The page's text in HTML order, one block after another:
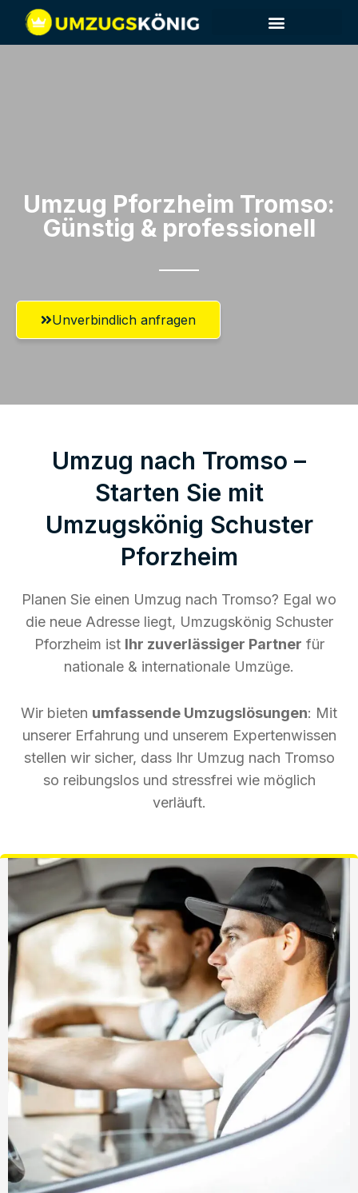
Umzug Pforzheim​ Tromso:
Günstig & professionell​
Unverbindlich anfragen
Umzug nach Tromso –
Starten Sie mit
Umzugskönig Schuster
Pforzheim
Planen Sie einen Umzug nach Tromso? Egal wo
die neue Adresse liegt, Umzugskönig Schuster
Pforzheim ist Ihr zuverlässiger Partner für
nationale & internationale Umzüge.
Wir bieten umfassende Umzugslösungen: Mit
unserer Erfahrung und unserem Expertenwissen
stellen wir sicher, dass Ihr Umzug nach Tromso
so reibungslos und stressfrei wie möglich
verläuft.